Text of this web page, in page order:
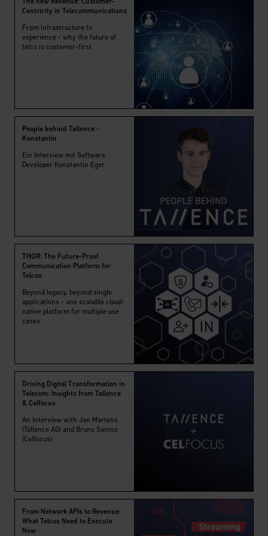
Centricity in Telecommunications
From infrastructure to
experience - why the future of
telco is customer-first
People behind Tallence -
Konstantin
Ein Interview mit Software
Developer Konstantin Eger
THOR: The Future-Proof
Communication Platform for
Telcos
Beyond legacy, beyond single
applications - one scalable cloud-
native platform for multiple use
cases
Driving Digital Transformation in
Telecom: Insights from Tallence
& Celfocus
An Interview with Jan Martens
(Tallence AG) and Bruno Santos
(Celfocus)
From Network APIs to Revenue:
What Telcos Need to Execute
Now